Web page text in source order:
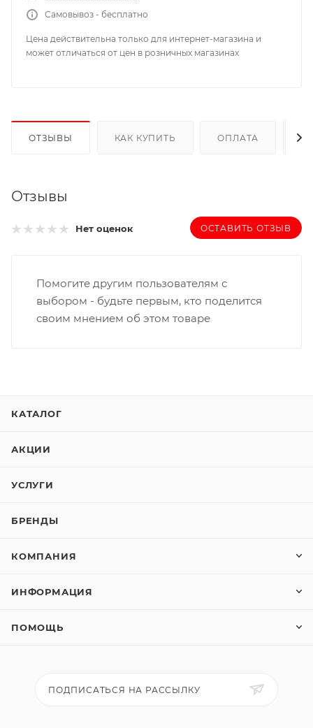
Самовывоз - бесплатно
Цена действительна только для интернет-магазина и
может отличаться от цен в розничных магазинах
ОТЗЫВЫ КАК КУПИТЬ ОПЛАТА
Отзывы
Нет оценок ОСТАВИТЬ ОТЗЫВ
Помогите другим пользователям с
выбором - будьте первым, кто поделится
своим мнением об этом товаре
КАТАЛОГ
АКЦИИ
УСЛУГИ
БРЕНДЫ
КОМПАНИЯ
ИНФОРМАЦИЯ
ПОМОЩЬ
ПОДПИСАТЬСЯ НА РАССЫЛКУ